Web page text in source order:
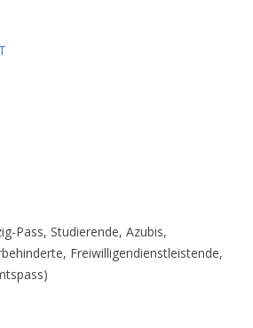
Pass, Studierende, Azubis,
Freiwilligendienstleistende,